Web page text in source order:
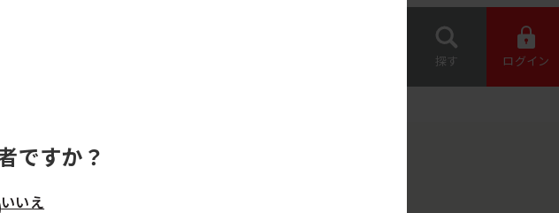
探す ログイン
ですか？
いいえ